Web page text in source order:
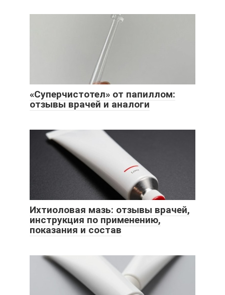
«Суперчистотел» от папиллом:
отзывы врачей и аналоги
Ихтиоловая мазь: отзывы врачей,
инструкция по применению,
показания и состав